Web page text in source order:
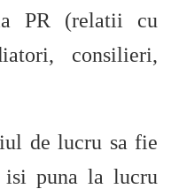
PR (relatii cu
consilieri,
de lucru sa fie
puna la lucru